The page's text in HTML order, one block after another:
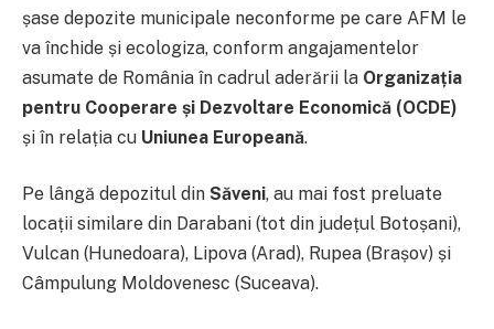
șase depozite municipale neconforme pe care AFM le
va închide și ecologiza, conform angajamentelor
asumate de România în cadrul aderării la Organizația
pentru Cooperare și Dezvoltare Economică (OCDE)
și în relația cu Uniunea Europeană.
Pe lângă depozitul din Săveni, au mai fost preluate
locații similare din Darabani (tot din județul Botoșani),
Vulcan (Hunedoara), Lipova (Arad), Rupea (Brașov) și
Câmpulung Moldovenesc (Suceava).